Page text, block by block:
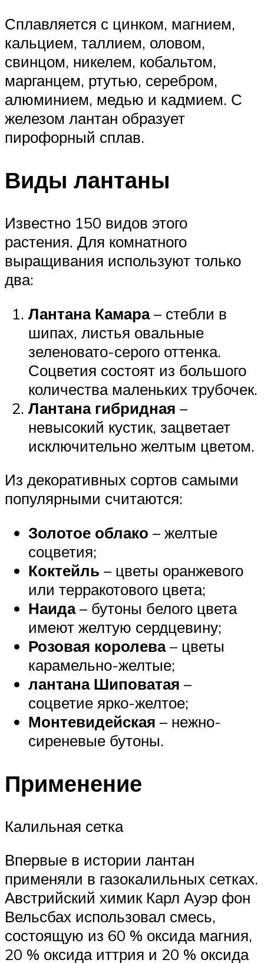
Сплавляется с цинком, магнием,
кальцием, таллием, оловом,
свинцом, никелем, кобальтом,
марганцем, ртутью, серебром,
алюминием, медью и кадмием. С
железом лантан образует
пирофорный сплав.
Виды лантаны
Известно 150 видов этого
растения. Для комнатного
выращивания используют только
два:
Лантана Камара– стебли в
шипах, листья овальные
зеленовато-серого оттенка.
Соцветия состоят из большого
количества маленьких трубочек.
Лантана гибридная –
невысокий кустик, зацветает
исключительно желтым цветом.
Из декоративных сортов самыми
популярными считаются:
Золотое облако – желтые
соцветия;
Коктейль – цветы оранжевого
или терракотового цвета;
Наида– бутоны белого цвета
имеют желтую сердцевину;
Розовая королева– цветы
карамельно-желтые;
лантана Шиповатая –
соцветие ярко-желтое;
Монтевидейская – нежно-
сиреневые бутоны.
Применение
Калильная сетка
Впервые в истории лантан
применяли в газокалильных сетках.
Австрийский химик Карл Ауэр фон
Вельсбах использовал смесь,
состоящую из 60 % оксида магния,
20 % оксида иттрия и 20 % оксида